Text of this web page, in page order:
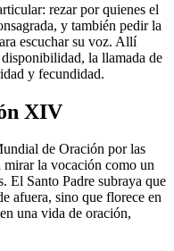
rezar por quienes el
y también pedir la
escuchar su voz. Allí
la llamada de
y fecundidad.
XIV
de Oración por las
la vocación como un
El Santo Padre subraya que
afuera, sino que florece en
una vida de oración,